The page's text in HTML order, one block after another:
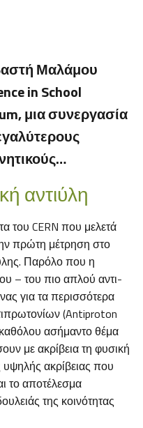
Μαλάμου
in School
μια συνεργασία
αντιύλη
του CERN που μελετά
πρώτη μέτρηση στο
Παρόλο που η
– του πιο απλού αντι-
για τα περισσότερα
(Antiproton
καθόλου ασήμαντο θέμα
με ακρίβεια τη φυσική
ακρίβειας που
το αποτέλεσμα
της κοινότητας